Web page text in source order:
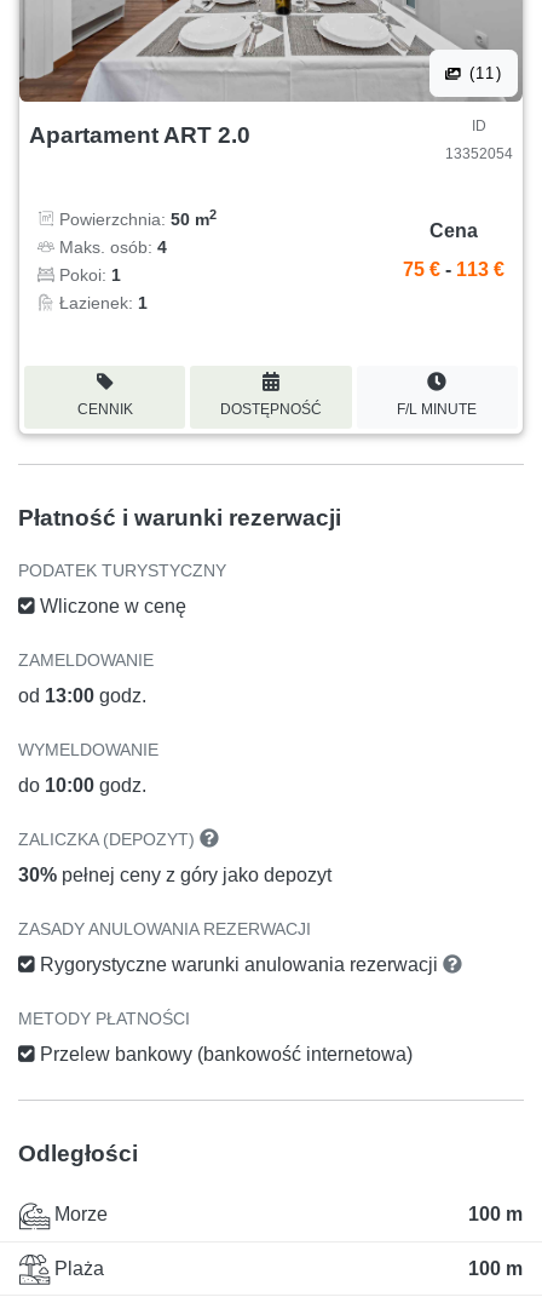
(11)
Apartament ART 2.0
ID
13352054
Powierzchnia: 50 m2
Maks. osób: 4
Pokoi: 1
Łazienek: 1
Cena
75 € - 113 €
CENNIK DOSTĘPNOŚĆ F/L MINUTE
Płatność i warunki rezerwacji
PODATEK TURYSTYCZNY
Wliczone w cenę
ZAMELDOWANIE
od 13:00 godz.
WYMELDOWANIE
do 10:00 godz.
ZALICZKA (DEPOZYT)
30% pełnej ceny z góry jako depozyt
ZASADY ANULOWANIA REZERWACJI
Rygorystyczne warunki anulowania rezerwacji
METODY PŁATNOŚCI
Przelew bankowy (bankowość internetowa)
Odległości
Morze 100 m
Plaża 100 m